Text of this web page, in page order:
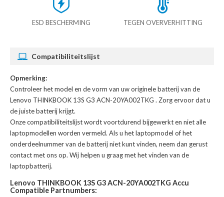
ESD BESCHERMING TEGEN OVERVERHITTING
Compatibiliteitslijst
Opmerking:
Controleer het model en de vorm van uw originele batterij van de
Lenovo THINKBOOK 13S G3 ACN-20YA002TKG . Zorg ervoor dat u
de juiste batterij krijgt.
Onze compatibiliteitslijst wordt voortdurend bijgewerkt en niet alle
laptopmodellen worden vermeld. Als u het laptopmodel of het
onderdeelnummer van de batterij niet kunt vinden, neem dan gerust
contact met ons op. Wij helpen u graag met het vinden van de
laptopbatterij.
Lenovo THINKBOOK 13S G3 ACN-20YA002TKG Accu
Compatible Partnumbers: